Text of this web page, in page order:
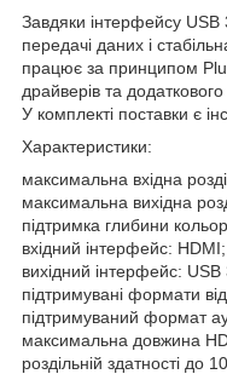
Завдяки інтерфейсу USB
передачі даних і
працює за принципом
драйверів та
У комплекті поставки є
Характеристики:
максимальна вхідна
максимальна вихідна
підтримка глибини
вхідний інтерфейс: HDMI;
вихідний інтерфейс: USB
підтримувані формати
підтримуваний формат
максимальна довжина
роздільній здатності до